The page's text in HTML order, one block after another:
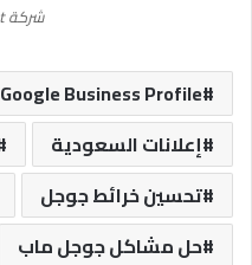
شركة Map Logist
Google Business Profile
إعلانات السعودية
تحسين خرائط جوجل
حل مشاكل جوجل ماب